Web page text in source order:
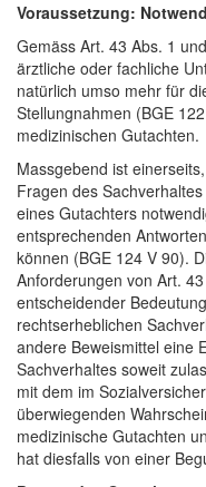
Voraussetzung:
Gemäss Art. 43 Abs. 1
ärztliche oder fachliche
natürlich umso mehr für
Stellungnahmen (BGE
medizinischen Gutachten.
Massgebend ist
Fragen des
eines Gutachters
entsprechenden
können (BGE 124 V 90).
Anforderungen von Art.
entscheidender
rechtserheblichen
andere Beweismittel eine
Sachverhaltes soweit
mit dem im
überwiegenden
medizinische Gutachten
hat diesfalls von einer